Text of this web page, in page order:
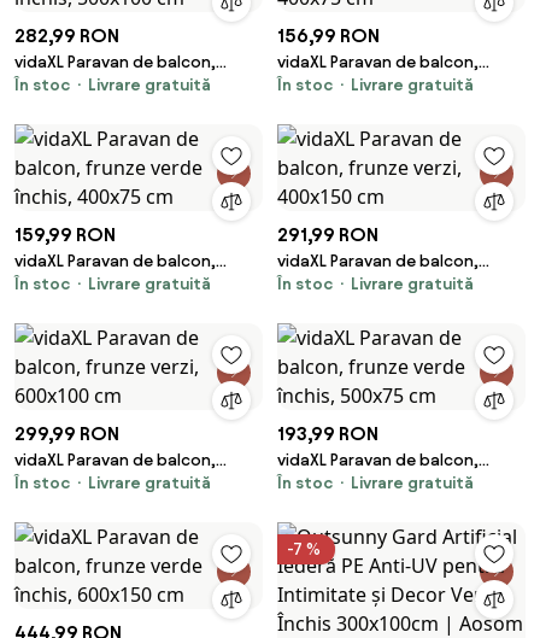
282,99 RON
vidaXL Paravan de balcon,
frunze verde închis, 500x100
În stoc Livrare gratuită
156,99 RON
vidaXL Paravan de balcon,
frunze verzi, 400x75 cm
În stoc Livrare gratuită
159,99 RON
vidaXL Paravan de balcon,
frunze verde închis, 400x75 cm
În stoc Livrare gratuită
291,99 RON
vidaXL Paravan de balcon,
frunze verzi, 400x150 cm
În stoc Livrare gratuită
299,99 RON
vidaXL Paravan de balcon,
frunze verzi, 600x100 cm
În stoc Livrare gratuită
193,99 RON
vidaXL Paravan de balcon,
frunze verde închis, 500x75 cm
În stoc Livrare gratuită
444,99 RON
-7 %